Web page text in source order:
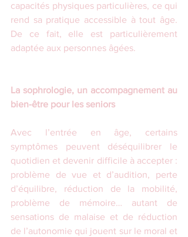
capacités physiques particulières, ce qui
rend sa pratique accessible à tout âge.
De ce fait, elle est particulièrement
adaptée aux personnes âgées.
La sophrologie, un accompagnement au
bien-être pour les seniors
Avec l’entrée en âge, certains
symptômes peuvent déséquilibrer le
quotidien et devenir difficile à accepter :
problème de vue et d’audition, perte
d’équilibre, réduction de la mobilité,
problème de mémoire… autant de
sensations de malaise et de réduction
de l’autonomie qui jouent sur le moral et